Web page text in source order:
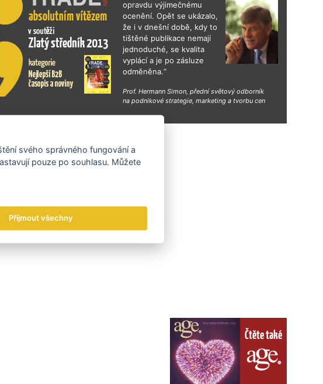
Exportní trhy
opravdu výjimečnému
ocenění. Opět se ukázalo,
že i v dnešní době, kdy to
tištěné publikace nemají
jednoduché, se kvalita
vyplácí a je po zásluze
odměněna.“
Prof. Hermann Simon, přední světový odborník
na podnikové strategie, marketing a tvorbu cen
Čtěte také
svého správného fungování a
pouze po souhlasu. Můžete
Přijmout všechny